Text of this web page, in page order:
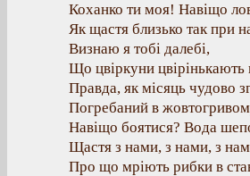
Коханко ти моя! Навіщо
Як щастя близько так при
Визнаю я тобі далебі,
Що цвіркуни цвірінькають
Правда, як місяць чудово
Погребаний в
Навіщо боятися? Вода
Щастя з нами, з нами, з
Про що мріють рибки в